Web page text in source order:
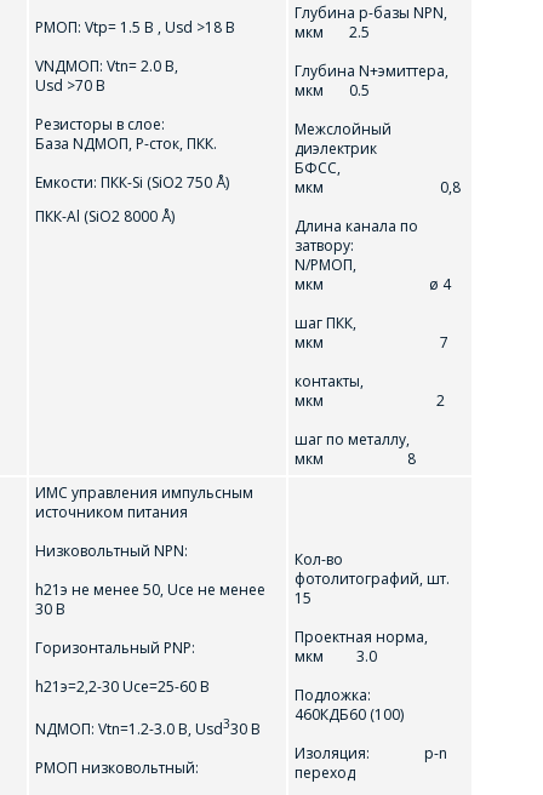
PMOП: Vtp= 1.5 B , Usd >18 В
VNДMOП: Vtn= 2.0 B,
Usd >70 В
Резисторы в слое:
База NДMOП, Р-сток, ПКК.
Емкости: ПКК-Si (SiO2 750 Å)
ПКК-Al (SiO2 8000 Å)
Глубина p-базы NPN,
мкм 2.5
Глубина N+эмиттера,
мкм 0.5
Межслойный
диэлектрик
БФСС,
мкм 0,8
Длина канала по
затвору:
N/PMOП,
мкм ø 4
шаг ПКК,
мкм 7
контакты,
мкм 2
шаг по металлу,
мкм 8
ИМС управления импульсным
источником питания
Низковольтный NPN:
h21э не менее 50, Uсе не менее
30 В
Горизонтальный PNP:
h21э=2,2-30 Uсе=25-60 В
NДMOП: Vtn=1.2-3.0 В, Usd330 В
PMOП низковольтный:
Кол-во
фотолитографий, шт.
15
Проектная норма,
мкм 3.0
Подложка:
460КДБ60 (100)
Изоляция: p-n
переход